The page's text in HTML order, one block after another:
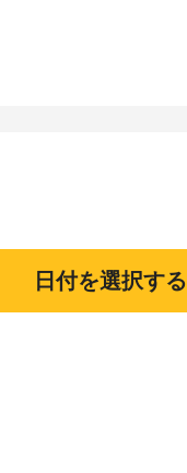
日付を選択する